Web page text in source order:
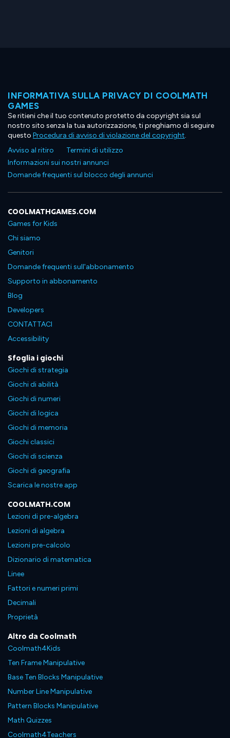
INFORMATIVA SULLA PRIVACY DI COOLMATH
GAMES
Se ritieni che il tuo contenuto protetto da copyright sia sul
nostro sito senza la tua autorizzazione, ti preghiamo di seguire
questo Procedura di avviso di violazione del copyright.
Avviso al ritiro
Termini di utilizzo
Informazioni sui nostri annunci
Domande frequenti sul blocco degli annunci
COOLMATHGAMES.COM
Games for Kids
Chi siamo
Genitori
Domande frequenti sull'abbonamento
Supporto in abbonamento
Blog
Developers
CONTATTACI
Accessibility
Sfoglia i giochi
Giochi di strategia
Giochi di abilità
Giochi di numeri
Giochi di logica
Giochi di memoria
Giochi classici
Giochi di scienza
Giochi di geografia
Scarica le nostre app
COOLMATH.COM
Lezioni di pre-algebra
Lezioni di algebra
Lezioni pre-calcolo
Dizionario di matematica
Linee
Fattori e numeri primi
Decimali
Proprietà
Altro da Coolmath
Coolmath4Kids
Ten Frame Manipulative
Base Ten Blocks Manipulative
Number Line Manipulative
Pattern Blocks Manipulative
Math Quizzes
Coolmath4Teachers